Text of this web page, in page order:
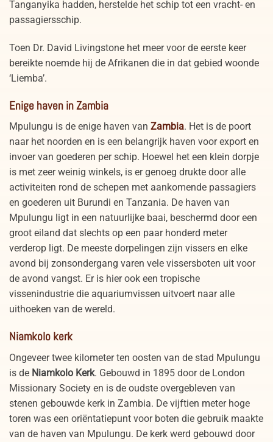
Tanganyika hadden, herstelde het schip tot een vracht- en
passagiersschip.
Toen Dr. David Livingstone het meer voor de eerste keer
bereikte noemde hij de Afrikanen die in dat gebied woonde
‘Liemba’.
Enige haven in Zambia
Mpulungu is de enige haven van Zambia. Het is de poort
naar het noorden en is een belangrijk haven voor export en
invoer van goederen per schip. Hoewel het een klein dorpje
is met zeer weinig winkels, is er genoeg drukte door alle
activiteiten rond de schepen met aankomende passagiers
en goederen uit Burundi en Tanzania. De haven van
Mpulungu ligt in een natuurlijke baai, beschermd door een
groot eiland dat slechts op een paar honderd meter
verderop ligt. De meeste dorpelingen zijn vissers en elke
avond bij zonsondergang varen vele vissersboten uit voor
de avond vangst. Er is hier ook een tropische
vissenindustrie die aquariumvissen uitvoert naar alle
uithoeken van de wereld.
Niamkolo kerk
Ongeveer twee kilometer ten oosten van de stad Mpulungu
is de Niamkolo Kerk. Gebouwd in 1895 door de London
Missionary Society en is de oudste overgebleven van
stenen gebouwde kerk in Zambia. De vijftien meter hoge
toren was een oriëntatiepunt voor boten die gebruik maakte
van de haven van Mpulungu. De kerk werd gebouwd door